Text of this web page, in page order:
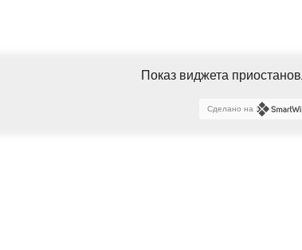
Показ виджета
Сделано на